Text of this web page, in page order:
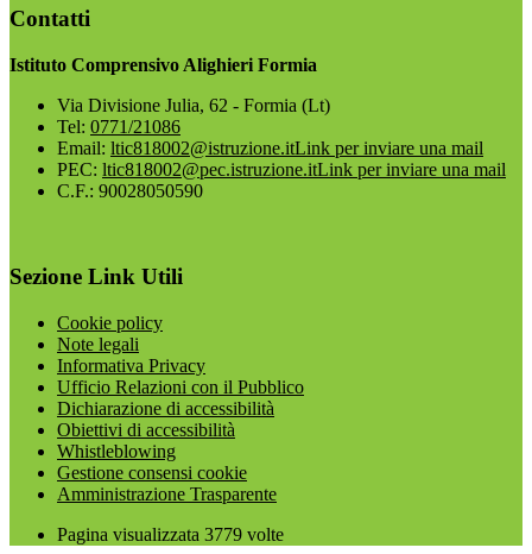
Contatti
Istituto Comprensivo Alighieri Formia
Via Divisione Julia, 62 - Formia (Lt)
Tel: 0771/21086
Email: ltic818002@istruzione.itLink per inviare una mail
PEC: ltic818002@pec.istruzione.itLink per inviare una mail
C.F.: 90028050590
Sezione Link Utili
Cookie policy
Note legali
Informativa Privacy
Ufficio Relazioni con il Pubblico
Dichiarazione di accessibilità
Obiettivi di accessibilità
Whistleblowing
Gestione consensi cookie
Amministrazione Trasparente
Pagina visualizzata 3779 volte